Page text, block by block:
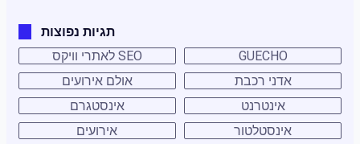
תגיות נפוצות
GUECHO
SEO לאתרי וויקס
אדני רכבת
אולם אירועים
אינטרנט
אינסטגרם
אינסטלטור
אירועים